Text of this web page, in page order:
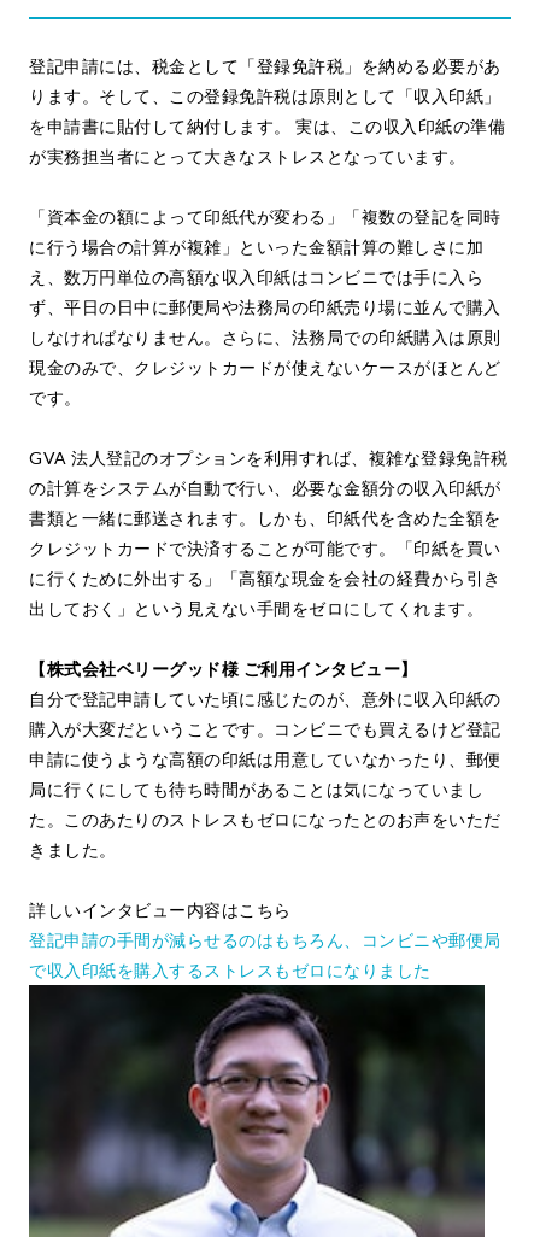
登記申請には、税金として「登録免許税」を納める必要があ
ります。そして、この登録免許税は原則として「収入印紙」
を申請書に貼付して納付します。 実は、この収入印紙の準備
が実務担当者にとって大きなストレスとなっています。
「資本金の額によって印紙代が変わる」「複数の登記を同時
に行う場合の計算が複雑」といった金額計算の難しさに加
え、数万円単位の高額な収入印紙はコンビニでは手に入ら
ず、平日の日中に郵便局や法務局の印紙売り場に並んで購入
しなければなりません。さらに、法務局での印紙購入は原則
現金のみで、クレジットカードが使えないケースがほとんど
です。
GVA 法人登記のオプションを利用すれば、複雑な登録免許税
の計算をシステムが自動で行い、必要な金額分の収入印紙が
書類と一緒に郵送されます。しかも、印紙代を含めた全額を
クレジットカードで決済することが可能です。「印紙を買い
に行くために外出する」「高額な現金を会社の経費から引き
出しておく」という見えない手間をゼロにしてくれます。
【株式会社ベリーグッド様 ご利用インタビュー】
自分で登記申請していた頃に感じたのが、意外に収入印紙の
購入が大変だということです。コンビニでも買えるけど登記
申請に使うような高額の印紙は用意していなかったり、郵便
局に行くにしても待ち時間があることは気になっていまし
た。このあたりのストレスもゼロになったとのお声をいただ
きました。
詳しいインタビュー内容はこちら
登記申請の手間が減らせるのはもちろん、コンビニや郵便局
で収入印紙を購入するストレスもゼロになりました